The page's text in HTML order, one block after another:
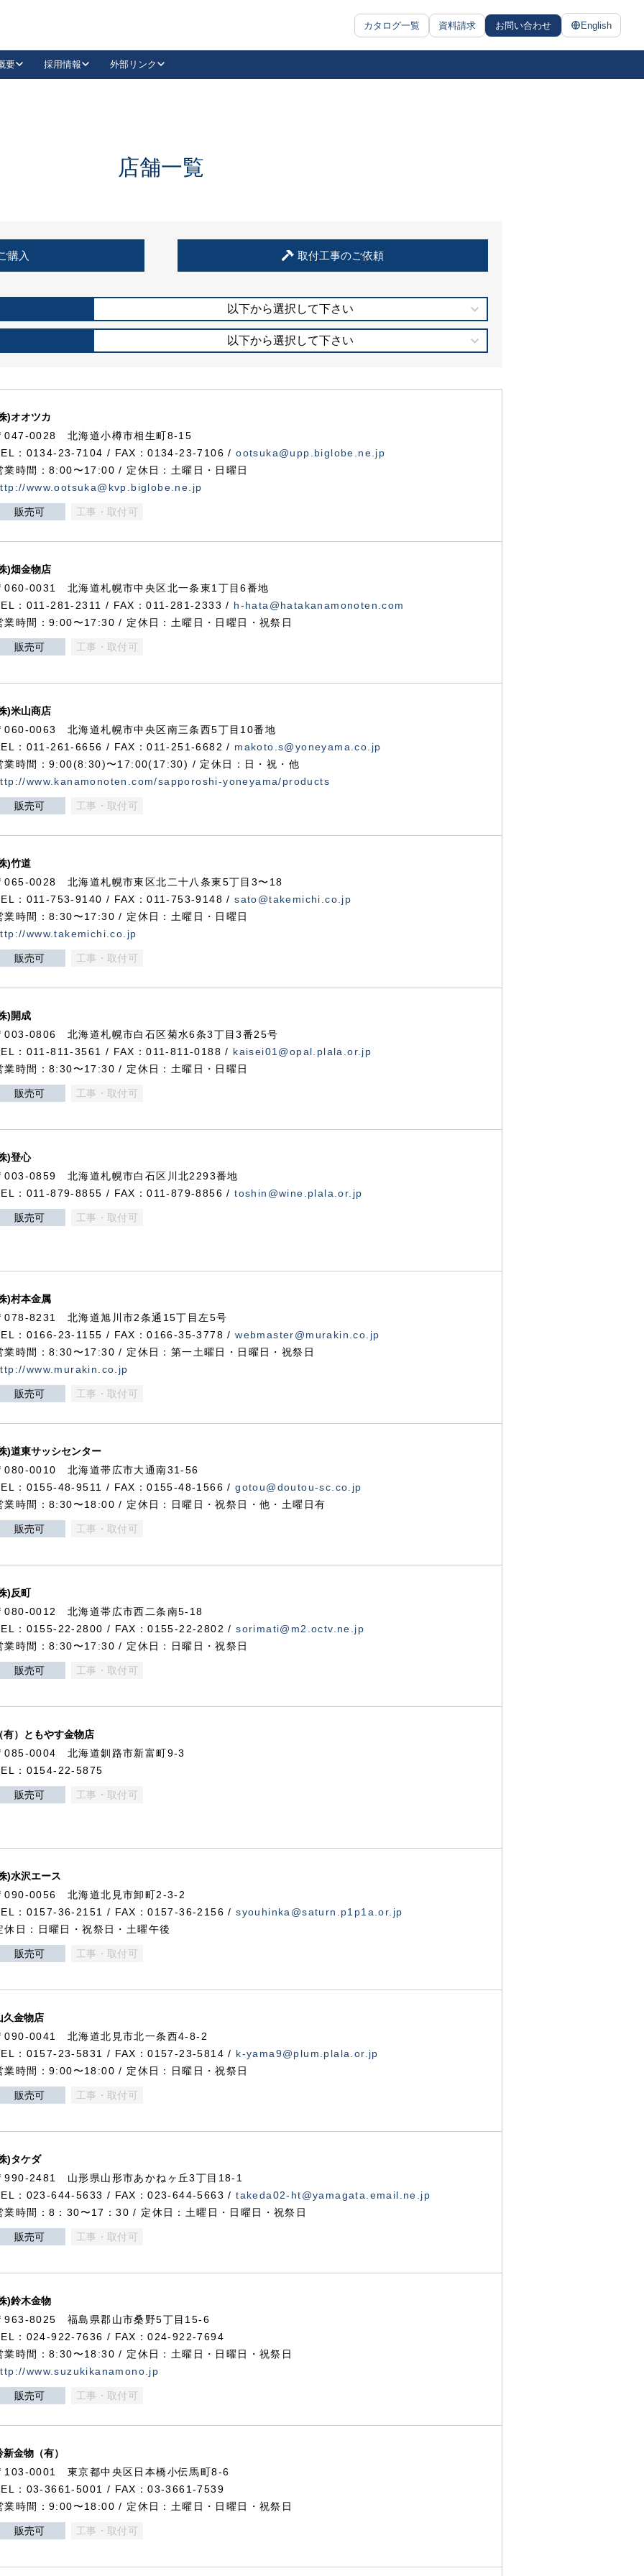
カタログ一覧 資料請求 お問い合わせ English
抗ウイルス・抗菌製品
要 採用情報 外部リンク
LinkedIn
住宅使用部材標準化推進協議会
店舗一覧
購入 取付工事のご依頼
以下から選択して下さい
以下から選択して下さい
)オオツカ
047-0028 北海道小樽市相生町8-15
：0134-23-7104 / FAX：0134-23-7106 /ootsuka@upp.biglobe.ne.jp
業時間：8:00〜17:00 / 定休日：土曜日・日曜日
www.ootsuka@kvp.biglobe.ne.jp
販売可 工事・取付可
)畑金物店
060-0031 北海道札幌市中央区北一条東1丁目6番地
：011-281-2311 / FAX：011-281-2333 / h-hata@hatakanamonoten.com
業時間：9:00〜17:30 / 定休日：土曜日・日曜日・祝祭日
販売可 工事・取付可
)米山商店
060-0063 北海道札幌市中央区南三条西5丁目10番地
：011-261-6656 / FAX：011-251-6682 / makoto.s@yoneyama.co.jp
業時間：9:00(8:30)〜17:00(17:30) / 定休日：日・祝・他
www.kanamonoten.com/sapporoshi-yoneyama/products
販売可 工事・取付可
)竹道
065-0028 北海道札幌市東区北二十八条東5丁目3〜18
：011-753-9140 / FAX：011-753-9148 /sato@takemichi.co.jp
業時間：8:30〜17:30 / 定休日：土曜日・日曜日
www.takemichi.co.jp
販売可 工事・取付可
)開成
003-0806 北海道札幌市白石区菊水6条3丁目3番25号
：011-811-3561 / FAX：011-811-0188 / kaisei01@opal.plala.or.jp
業時間：8:30〜17:30 / 定休日：土曜日・日曜日
販売可 工事・取付可
)登心
003-0859 北海道札幌市白石区川北2293番地
：011-879-8855 / FAX：011-879-8856 /toshin@wine.plala.or.jp
販売可 工事・取付可
)村本金属
078-8231 北海道旭川市2条通15丁目左5号
：0166-23-1155 / FAX：0166-35-3778 /webmaster@murakin.co.jp
業時間：8:30〜17:30 / 定休日：第一土曜日・日曜日・祝祭日
www.murakin.co.jp
販売可 工事・取付可
)道東サッシセンター
080-0010 北海道帯広市大通南31-56
：0155-48-9511 / FAX：0155-48-1566 /gotou@doutou-sc.co.jp
業時間：8:30〜18:00 / 定休日：日曜日・祝祭日・他・土曜日有
販売可 工事・取付可
)反町
080-0012 北海道帯広市西二条南5-18
：0155-22-2800 / FAX：0155-22-2802 /sorimati@m2.octv.ne.jp
業時間：8:30〜17:30 / 定休日：日曜日・祝祭日
販売可 工事・取付可
有）ともやす金物店
085-0004 北海道釧路市新富町9-3
：0154-22-5875
販売可 工事・取付可
)水沢エース
090-0056 北海道北見市卸町2-3-2
：0157-36-2151 / FAX：0157-36-2156 /syouhinka@saturn.p1p1a.or.jp
休日：日曜日・祝祭日・土曜午後
販売可 工事・取付可
久金物店
090-0041 北海道北見市北一条西4-8-2
：0157-23-5831 / FAX：0157-23-5814 / k-yama9@plum.plala.or.jp
業時間：9:00〜18:00 / 定休日：日曜日・祝祭日
販売可 工事・取付可
)タケダ
990-2481 山形県山形市あかねヶ丘3丁目18-1
：023-644-5633 / FAX：023-644-5663 /takeda02-ht@yamagata.email.ne.jp
業時間：8：30〜17：30 / 定休日：土曜日・日曜日・祝祭日
販売可 工事・取付可
)鈴木金物
963-8025 福島県郡山市桑野5丁目15-6
：024-922-7636 / FAX：024-922-7694
業時間：8:30〜18:30 / 定休日：土曜日・日曜日・祝祭日
www.suzukikanamono.jp
販売可 工事・取付可
新金物（有）
103-0001 東京都中央区日本橋小伝馬町8-6
：03-3661-5001 / FAX：03-3661-7539
業時間：9:00〜18:00 / 定休日：土曜日・日曜日・祝祭日
販売可 工事・取付可